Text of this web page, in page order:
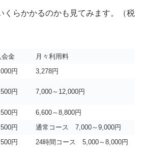
くらかかるのかも見てみます。（税
会金
月々利用料
円
3,278円
円 7,000～12,000円
円
6,600～8,800円
円
通常コース 7,000～9,000円
円 24時間コース 5,000～8,000円